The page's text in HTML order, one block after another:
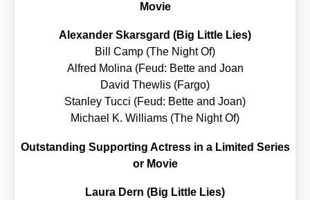
Movie
Alex­an­der Skars­gard (Big Litt­le Lies)
Bill Camp (The Night Of)
Alfred Moli­na (Feud: Bet­te and Joan
David Thew­lis (Far­go)
Stan­ley Tuc­ci (Feud: Bet­te and Joan)
Micha­el K. Wil­liams (The Night Of)
Out­stan­ding Sup­port­ing Actress in a Limi­t­ed Series
or Movie
Lau­ra Dern (Big Litt­le Lies)